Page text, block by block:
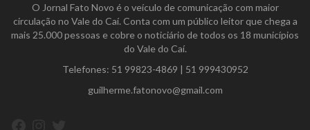
O Jornal Fato Novo é o veículo de comunicação com maior
circulação no Vale do Caí. Conta com um público leitor que chega a
mais 25.000 pessoas e cobre o noticiário de todos os 18 municípios
do Vale do Caí.
Telefones: 51 99823-4869 | 51 999430952
guilherme.fatonovo@gmail.com